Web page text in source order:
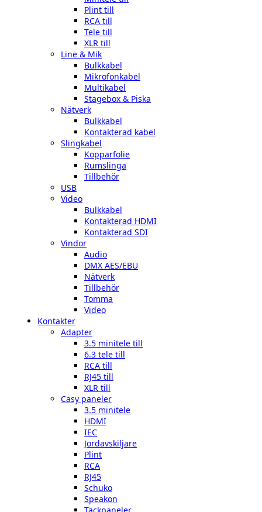
Plint till
RCA till
Tele till
XLR till
Line & Mik
Bulkkabel
Mikrofonkabel
Multikabel
Stagebox & Piska
Nätverk
Bulkkabel
Kontakterad kabel
Slingkabel
Kopparfolie
Rumslinga
Tillbehör
USB
Video
Bulkkabel
Kontakterad HDMI
Kontakterad SDI
Vindor
Audio
DMX AES/EBU
Nätverk
Tillbehör
Tomma
Video
Kontakter
Adapter
3.5 minitele till
6.3 tele till
RCA till
RJ45 till
XLR till
Casy paneler
3.5 minitele
HDMI
IEC
Jordavskiljare
Plint
RCA
RJ45
Schuko
Speakon